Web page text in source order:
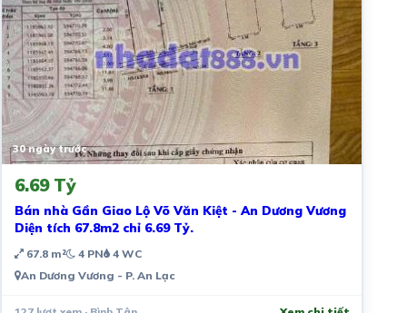
30 ngày trước
6.69 Tỷ
Bán nhà Gần Giao Lộ Võ Văn Kiệt - An Dương Vương
Diện tích 67.8m2 chỉ 6.69 Tỷ.
67.8 m² 4 PN 4 WC
An Dương Vương - P. An Lạc